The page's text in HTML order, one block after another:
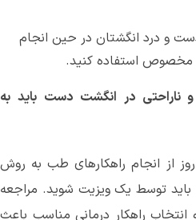
و درد انگشتان در حین انجام
مخصوص استفاده کنید.
و ناراحتی در انگشت دست باید به
از انجام راهکارهای طب به روش
باید توسط یک ویزیت شوید. مراجعه
راهکار درمانی مناسب باعث